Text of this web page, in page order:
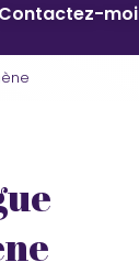
Contactez-moi